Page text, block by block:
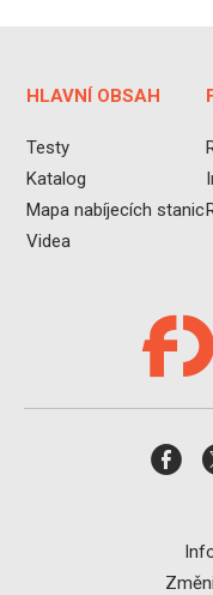
HLAVNÍ OBSAH
Testy
Katalog
Mapa nabíjecích stanic
Videa